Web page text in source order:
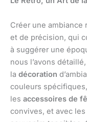
Créer une ambiance
et de précision, qui
à suggérer une
nous l’avons
la décoration
couleurs
les accessoires de
convives, et avec les